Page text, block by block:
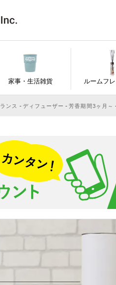
家事・生活雑貨 ルームフ
ンス ディフューザー 芳香期間3ヶ月～